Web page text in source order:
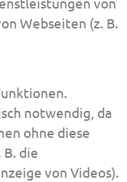
Webseiten (z. B.
notwendig, da
ohne diese
die
von Videos).